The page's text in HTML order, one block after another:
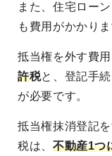
また、住宅ロー
も費用がかかりま
抵当権を外す費用
許税と、登記手
が必要です。
抵当権抹消登記
税は、 不動産1つ